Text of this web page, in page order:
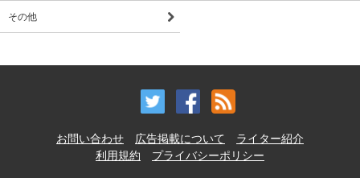
その他
お問い合わせ 広告掲載について
ライター紹介
利用規約
プライバシーポリシー